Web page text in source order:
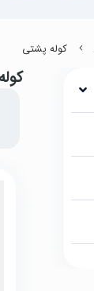
کوله پشتی